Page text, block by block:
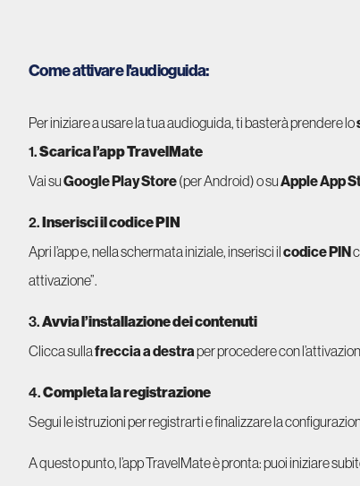
Come attivare l'audioguida:
Per iniziare a usare la tua audioguida, ti basterà prendere lo
1.Scarica l’app TravelMate
Vai suGoogle Play Store(per Android) o suApple App
2.Inserisci il codice PIN
Apri l’app e, nella schermata iniziale, inserisci ilcodice PIN
attivazione”.
3.Avvia l’installazione dei contenuti
Clicca sullafreccia a destraper procedere con
4.Completa la registrazione
Segui le istruzioni per registrarti e finalizzare la
A questo punto, l’app TravelMate è pronta: puoi iniziare